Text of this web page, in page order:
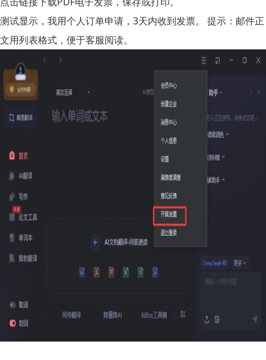
测试显示，我用个人订单申请，3天内收到发票。 提示：邮件正
文用列表格式，便于客服阅读。